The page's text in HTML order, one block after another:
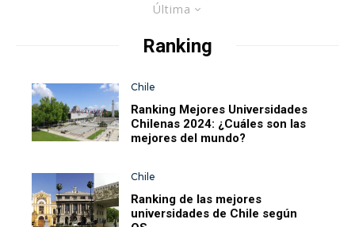
Última
Ranking
Chile
Ranking Mejores Universidades
Chilenas 2024: ¿Cuáles son las
mejores del mundo?
Chile
Ranking de las mejores
universidades de Chile según